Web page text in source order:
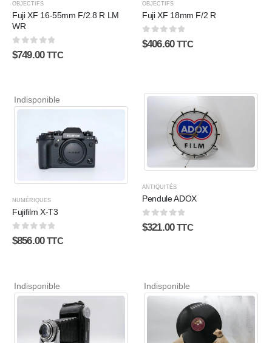
OBJECTIFS
Fuji XF 16-55mm F/2.8 R LM
WR
0sur 5
$749.00 TTC
OBJECTIFS
Fuji XF 18mm F/2 R
0sur 5
$406.60 TTC
Indisponible
NUMÉRIQUES
Fujifilm X-T3
0sur 5
$856.00 TTC
ANTIQUITÉS
Pendule ADOX
0sur 5
$321.00 TTC
Indisponible Indisponible